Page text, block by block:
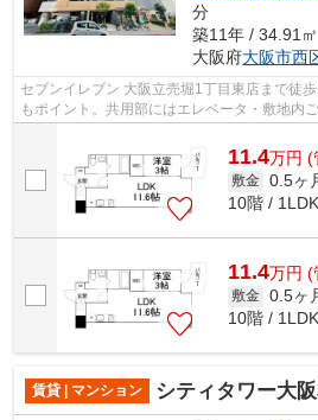
分
築11年 / 34.91㎡
大阪府大阪市西
セブンイレブン 大阪立売堀1丁目東店まで徒
もポイント。共用部にはエレベータ・敷地内
11.4万円 (
敷金 0.5ヶ
10階 /
11.4万円 (
敷金 0.5ヶ
10階 /
賃貸 | マンション シティタワー大